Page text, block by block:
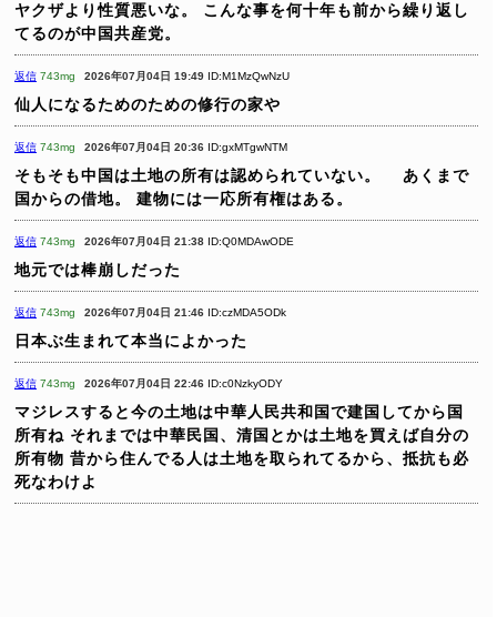
ヤクザより性質悪いな。
こんな事を何十年も前から繰り返し
てるのが中国共産党。
返信 743mg 2026年07月04日 19:49 ID:M1MzQwNzU
仙人になるためのための修行の家や
返信 743mg 2026年07月04日 20:36 ID:gxMTgwNTM
そもそも中国は土地の所有は認められていない。
あくまで
国からの借地。
建物には一応所有権はある。
返信 743mg 2026年07月04日 21:38 ID:Q0MDAwODE
地元では棒崩しだった
返信 743mg 2026年07月04日 21:46 ID:czMDA5ODk
日本ぶ生まれて本当によかった
返信 743mg 2026年07月04日 22:46 ID:c0NzkyODY
マジレスすると今の土地は中華人民共和国で建国してから国
所有ね それまでは中華民国、清国とかは土地を買えば自分の
所有物 昔から住んでる人は土地を取られてるから、抵抗も必
死なわけよ